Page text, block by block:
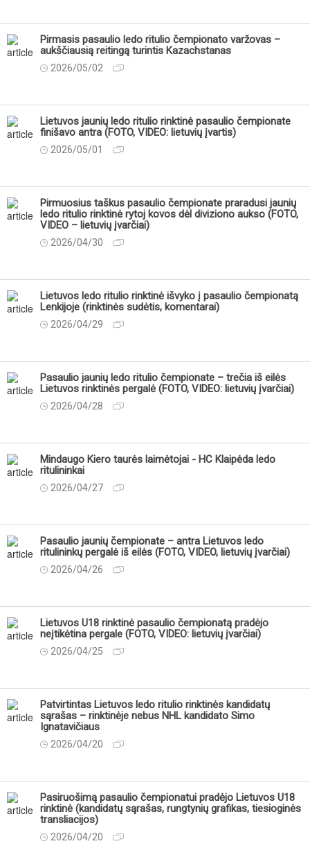
Pirmasis pasaulio ledo ritulio čempionato varžovas –
aukščiausią reitingą turintis Kazachstanas
2026/05/02
Lietuvos jaunių ledo ritulio rinktinė pasaulio čempionate
finišavo antra (FOTO, VIDEO: lietuvių įvartis)
2026/05/01
Pirmuosius taškus pasaulio čempionate praradusi jaunių
ledo ritulio rinktinė rytoj kovos dėl diviziono aukso (FOTO,
VIDEO – lietuvių įvarčiai)
2026/04/30
Lietuvos ledo ritulio rinktinė išvyko į pasaulio čempionatą
Lenkijoje (rinktinės sudėtis, komentarai)
2026/04/29
Pasaulio jaunių ledo ritulio čempionate – trečia iš eilės
Lietuvos rinktinės pergalė (FOTO, VIDEO: lietuvių įvarčiai)
2026/04/28
Mindaugo Kiero taurės laimėtojai - HC Klaipėda ledo
ritulininkai
2026/04/27
Pasaulio jaunių čempionate – antra Lietuvos ledo
ritulininkų pergalė iš eilės (FOTO, VIDEO, lietuvių įvarčiai)
2026/04/26
Lietuvos U18 rinktinė pasaulio čempionatą pradėjo
neįtikėtina pergale (FOTO, VIDEO: lietuvių įvarčiai)
2026/04/25
Patvirtintas Lietuvos ledo ritulio rinktinės kandidatų
sąrašas – rinktinėje nebus NHL kandidato Simo
Ignatavičiaus
2026/04/20
Pasiruošimą pasaulio čempionatui pradėjo Lietuvos U18
rinktinė (kandidatų sąrašas, rungtynių grafikas, tiesioginės
transliacijos)
2026/04/20